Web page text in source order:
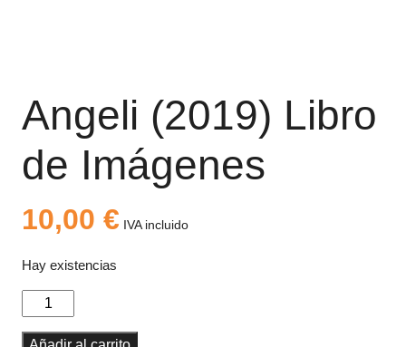
Angeli (2019) Libro
de Imágenes
10,00 € IVA incluido
Hay existencias
Angeli
(2019)
Libro